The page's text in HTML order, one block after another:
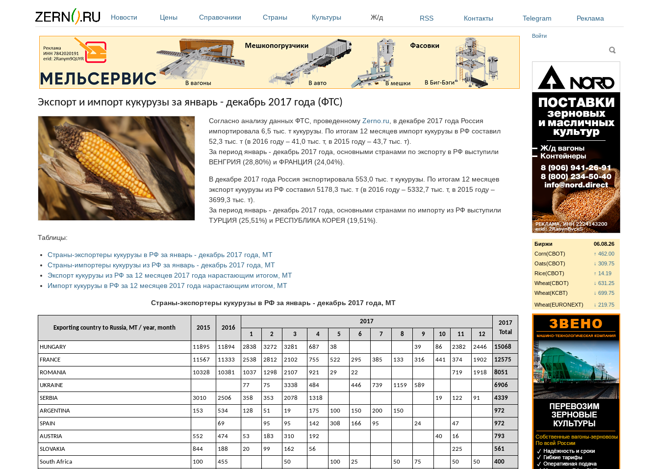
Новости
Цены Справочники Страны Культуры Ж/д RSS Контакты Telegram Реклама
Экспорт и импорт кукурузы за январь - декабрь 2017 года (ФТС)
Согласно анализу данных ФТС, проведенному Zerno.ru , в декабре 2017 года Россия
импортировала 6,5 тыс. т кукурузы. По итогам 12 месяцев импорт кукурузы в РФ составил
52,3 тыс. т (в 2016 году – 41,0 тыс. т, в 2015 году – 43,7 тыс. т).
За период январь - декабрь 2017 года, основными странами по экспорту в РФ выступили
ВЕНГРИЯ (28,80%) и ФРАНЦИЯ (24,04%).
В декабре 2017 года Россия экспортировала 553,0 тыс. т кукурузы. По итогам 12 месяцев
экспорт кукурузы из РФ составил 5178,3 тыс. т (в 2016 году – 5332,7 тыс. т, в 2015 году –
3699,3 тыс. т).
За период январь - декабрь 2017 года, основными странами по импорту из РФ выступили
ТУРЦИЯ (25,51%) и РЕСПУБЛИКА КОРЕЯ (19,51%).
Таблицы:
Страны-экспортеры кукурузы в РФ за январь - декабрь 2017 года, МТ
Страны-импортеры кукурузы из РФ за январь - декабрь 2017 года, МТ
Экспорт кукурузы из РФ за 12 месяцев 2017 года нарастающим итогом, МТ
Импорт кукурузы в РФ за 12 месяцев 2017 года нарастающим итогом, МТ
Страны-экспортеры кукурузы в РФ за январь - декабрь 2017 года, МТ
Exporting country to Russia, MT / year, month 2015 2016
2017
2017
Total
1 2 3 4 5 6 7 8 9 10 11
12
HUNGARY
11895 11894 2838 3272 3281 687 38 39 86 2382 2446
15068
FRANCE
11567 11333 2538 2812 2102 755 522 295 385 133 316 441 374 1902
12575
ROMANIA
10328 10381 1037 1298 2107 921 29 22 719 1918
8051
UKRAINE
77 75 3338 484 446 739 1159 589
6906
SERBIA
3010 2506 358 353 2078 1318 19 122 91
4339
ARGENTINA
153 534 128 51 19 175 100 150 200 150
972
SPAIN
69 95 95 142 308 166 95 24 47
972
AUSTRIA
552 474 53 183 310 192 40 16
793
SLOVAKIA
844 188 20 99 162 56 225
561
South Africa
100 455 50 100 25 50 75 50 50
400
Войти
Поиск
Биржи
06.08.26
Corn(CBOT)
↑ 462.00
Oats(CBOT)
↓ 309.75
Rice(CBOT)
↑ 14.19
Wheat(CBOT)
↓ 631.25
Wheat(KCBT)
↓ 699.75
Wheat(EURONEXT)
↓ 219.75